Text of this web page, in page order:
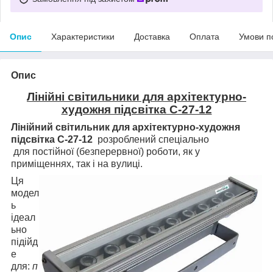
Опис Характеристики Доставка Оплата Умови
Опис
Лінійні світильники для архітектурно-
художня підсвітка С-27-12
Лінійний світильник для архітектурно-художня
підсвітка C-27-12 розроблений спеціально
для постійної (безперервної) роботи, як у
приміщеннях, так і на вулиці.
Ця
модел
ь
ідеал
ьно
підійд
е
для: п